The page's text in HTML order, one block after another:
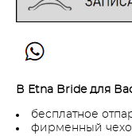
В Etna Bride для
бесплатное
фирменный